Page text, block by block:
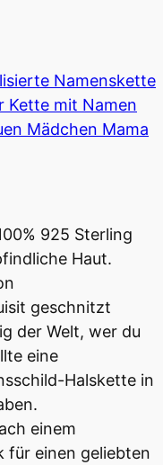
Namenskette
Kette mit Namen
Mädchen Mama
925 Sterling
Haut.
geschnitzt
der Welt, wer du
eine
Halskette in
einem
für einen geliebten